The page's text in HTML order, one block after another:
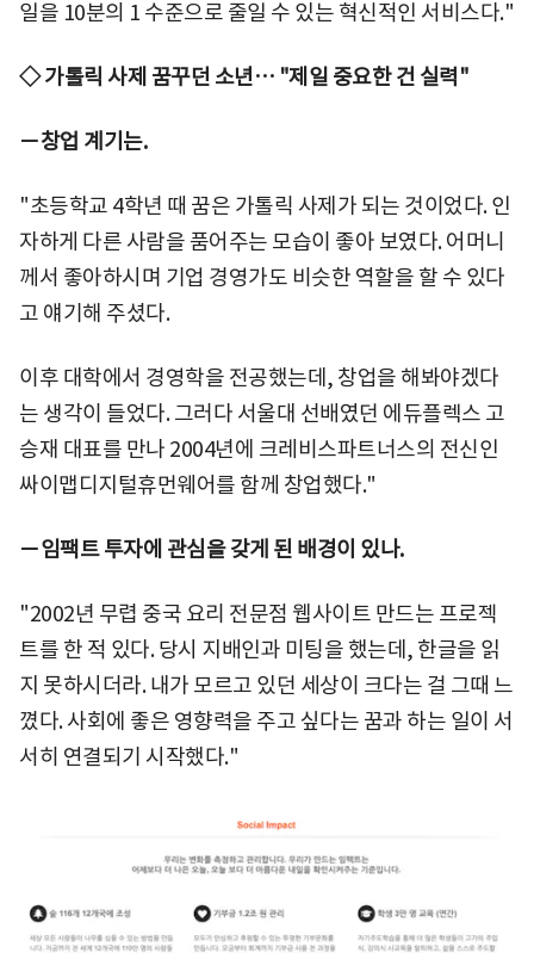
일을 10분의 1 수준으로 줄일 수 있는 혁신적인 서비스다."
◇ 가톨릭 사제 꿈꾸던 소년… "제일 중요한 건 실력"
－창업 계기는.
"초등학교 4학년 때 꿈은 가톨릭 사제가 되는 것이었다. 인
자하게 다른 사람을 품어주는 모습이 좋아 보였다. 어머니
께서 좋아하시며 기업 경영가도 비슷한 역할을 할 수 있다
고 얘기해 주셨다.
이후 대학에서 경영학을 전공했는데, 창업을 해봐야겠다
는 생각이 들었다. 그러다 서울대 선배였던 에듀플렉스 고
승재 대표를 만나 2004년에 크레비스파트너스의 전신인
싸이맵디지털휴먼웨어를 함께 창업했다."
－임팩트 투자에 관심을 갖게 된 배경이 있나.
"2002년 무렵 중국 요리 전문점 웹사이트 만드는 프로젝
트를 한 적 있다. 당시 지배인과 미팅을 했는데, 한글을 읽
지 못하시더라. 내가 모르고 있던 세상이 크다는 걸 그때 느
꼈다. 사회에 좋은 영향력을 주고 싶다는 꿈과 하는 일이 서
서히 연결되기 시작했다."